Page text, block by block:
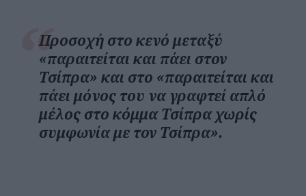
Προσοχή στο κενό μεταξύ
«παραιτείται και πάει στον
Τσίπρα» και στο «παραιτείται και
πάει μόνος του να γραφτεί απλό
μέλος στο κόμμα Τσίπρα χωρίς
συμφωνία με τον Τσίπρα».